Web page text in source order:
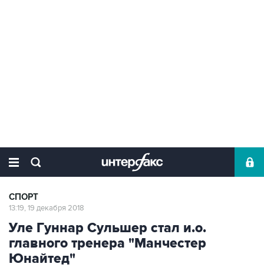
СПОРТ
13:19, 19 декабря 2018
Уле Гуннар Сульшер стал и.о.
главного тренера "Манчестер
Юнайтед"